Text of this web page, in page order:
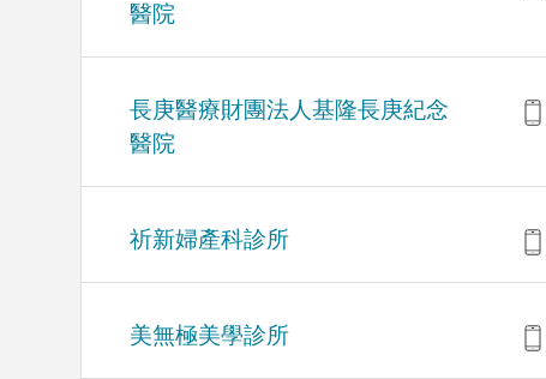
醫院
長庚醫療財團法人基隆長庚紀念
醫院
祈新婦產科診所
美無極美學診所